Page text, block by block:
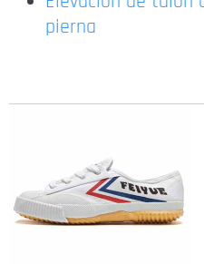
pierna